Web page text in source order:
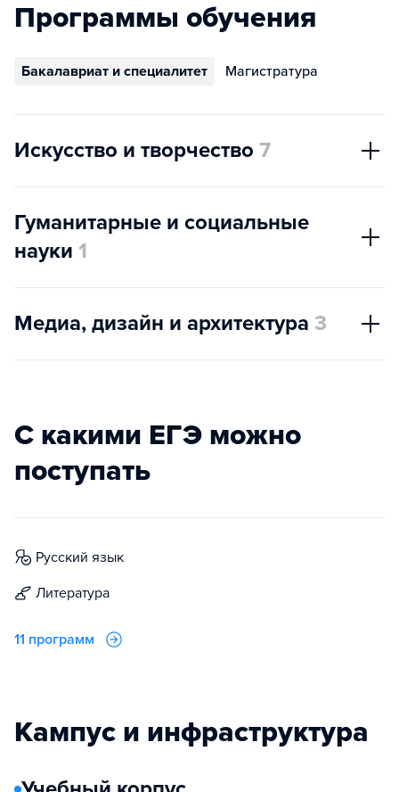
Программы обучения
Бакалавриат и специалитет Магистратура
Искусство и творчество 7
Гуманитарные и социальные
науки 1
Медиа, дизайн и архитектура 3
С какими ЕГЭ можно
поступать
русский язык
литература
11 программ
Кампус и инфраструктура